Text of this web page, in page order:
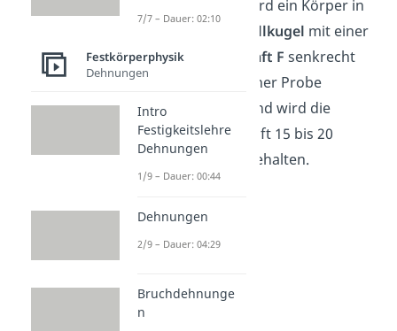
Bei dem Verfahren wird ein Körper in
Hartmetallkugel mit einer
ansteigenden
Prüfkraft F senkrecht
auf die Oberfläche einer Probe
gedrückt. Anschließend wird die
aufgebrachte Prüfkraft 15 bis 20
Sekunden aufrecht gehalten.
7/7 – Dauer: 02:10
Festkörperphysik
Dehnungen
Intro
Festigkeitslehre
Dehnungen
1/9 – Dauer: 00:44
Dehnungen
2/9 – Dauer: 04:29
Bruchdehnunge
n